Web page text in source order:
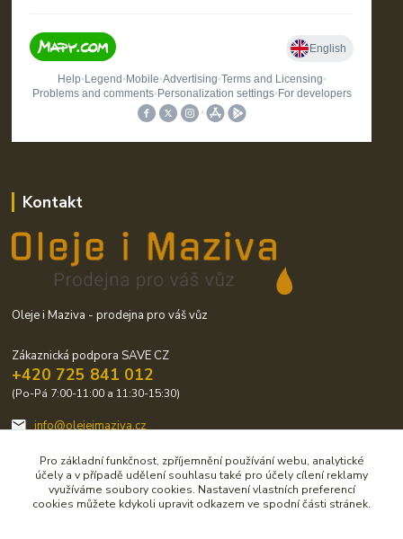
Kontakt
Oleje i Maziva - prodejna pro váš vůz
Zákaznická podpora SAVE CZ
+420 725 841 012
(Po-Pá 7:00-11:00 a 11:30-15:30)
info@olejeimaziva.cz
Pro základní funkčnost, zpříjemnění používání webu, analytické
účely a v případě udělení souhlasu také pro účely cílení reklamy
využíváme soubory cookies. Nastavení vlastních preferencí
cookies můžete kdykoli upravit odkazem ve spodní části stránek.